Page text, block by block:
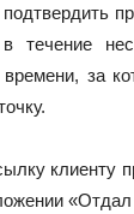
течение
времени, за
клиенту
«Отдал